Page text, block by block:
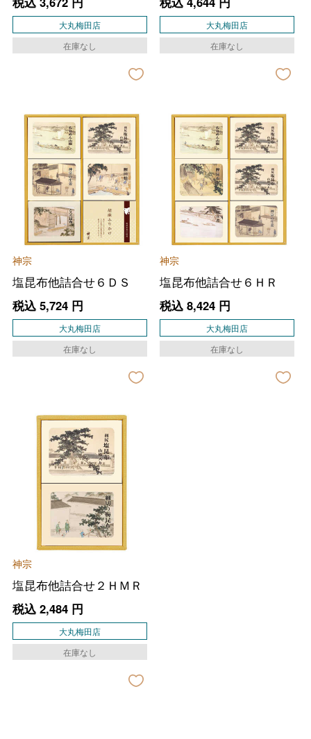
大丸梅田店
在庫なし
大丸梅田店
在庫なし
神宗
塩昆布他詰合せ６ＤＳ
税込 5,724円
大丸梅田店
在庫なし
神宗
塩昆布他詰合せ６ＨＲ
税込 8,424円
大丸梅田店
在庫なし
神宗
塩昆布他詰合せ２ＨＭＲ
税込 2,484円
大丸梅田店
在庫なし
フード＆スイーツ
ファッション
ホーム＆インテリア
ベビー＆キッズ
出産内祝い
結婚内祝い
お香典返し
バレンタインチョコレート
お中元
敬老の日